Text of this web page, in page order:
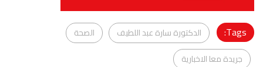
Tags: الدكتورة سارة عبد اللطيف
الصحة
جريدة معا الاخبارية